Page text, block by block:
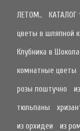
ЛЕТОМ.. КАТАЛОГ
цветы в шляпной
Клубника в
комнатные цветы
розы поштучно
тюльпаны
из орхидеи
из